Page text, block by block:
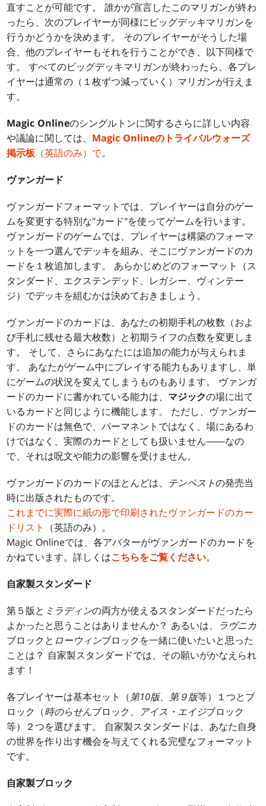
直すことが可能です。 誰かが宣言したこのマリガンが終わ
ったら、次のプレイヤーが同様にビッグデッキマリガンを
行うかどうかを決めます。 そのプレイヤーがそうした場
合、他のプレイヤーもそれを行うことができ、以下同様で
す。 すべてのビッグデッキマリガンが終わったら、各プレ
イヤーは通常の（１枚ずつ減っていく）マリガンが行えま
す。
Magic Onlineのシングルトンに関するさらに詳しい内容
や議論に関しては、 Magic Onlineのトライバルウォーズ
掲示板 （英語のみ）で。
ヴァンガード
ヴァンガードフォーマットでは、プレイヤーは自分のゲー
ムを変更する特別な"カード"を使ってゲームを行います。
ヴァンガードのゲームでは、プレイヤーは構築のフォーマ
ットを一つ選んでデッキを組み、そこにヴァンガードのカ
ードを１枚追加します。 あらかじめどのフォーマット（ス
タンダード、エクステンデッド、レガシー、ヴィンテー
ジ）でデッキを組むかは決めておきましょう。
ヴァンガードのカードは、あなたの初期手札の枚数（およ
び手札に残せる最大枚数）と初期ライフの点数を変更しま
す。 そして、さらにあなたには追加の能力が与えられま
す。 あなたがゲーム中にプレイする能力もありますし、単
にゲームの状況を変えてしまうものもあります。 ヴァンガ
ードのカードに書かれている能力は、 マジックの場に出て
いるカードと同じように機能します。 ただし、ヴァンガー
ドのカードは無色で、パーマネントではなく、場にあるわ
けではなく、実際のカードとしても扱いません――なの
で、それは呪文や能力の影響を受けません。
ヴァンガードのカードのほとんどは、 テンペストの発売当
時に出版されたものです。
これまでに実際に紙の形で印刷されたヴァンガードのカー
ドリスト
（英語のみ）。
Magic Onlineでは、各アバターがヴァンガードのカードを
かねています。詳しくはこちらをご覧ください。
自家製スタンダード
第５版と ミラディンの両方が使えるスタンダードだったら
よかったと思うことはありませんか？ あるいは、
ラヴニカ
ブロックと ローウィンブロックを一緒に使いたいと思った
ことは？ 自家製スタンダードでは、その願いがかなえられ
ます！
各プレイヤーは基本セット（第10版、 第９版等）１つとブ
ロック（時のらせんブロック、 アイス・エイジブロック
等）２つを選びます。 自家製スタンダードは、あなた自身
の世界を作り出す機会を与えてくれる完璧なフォーマット
です。
自家製ブロック